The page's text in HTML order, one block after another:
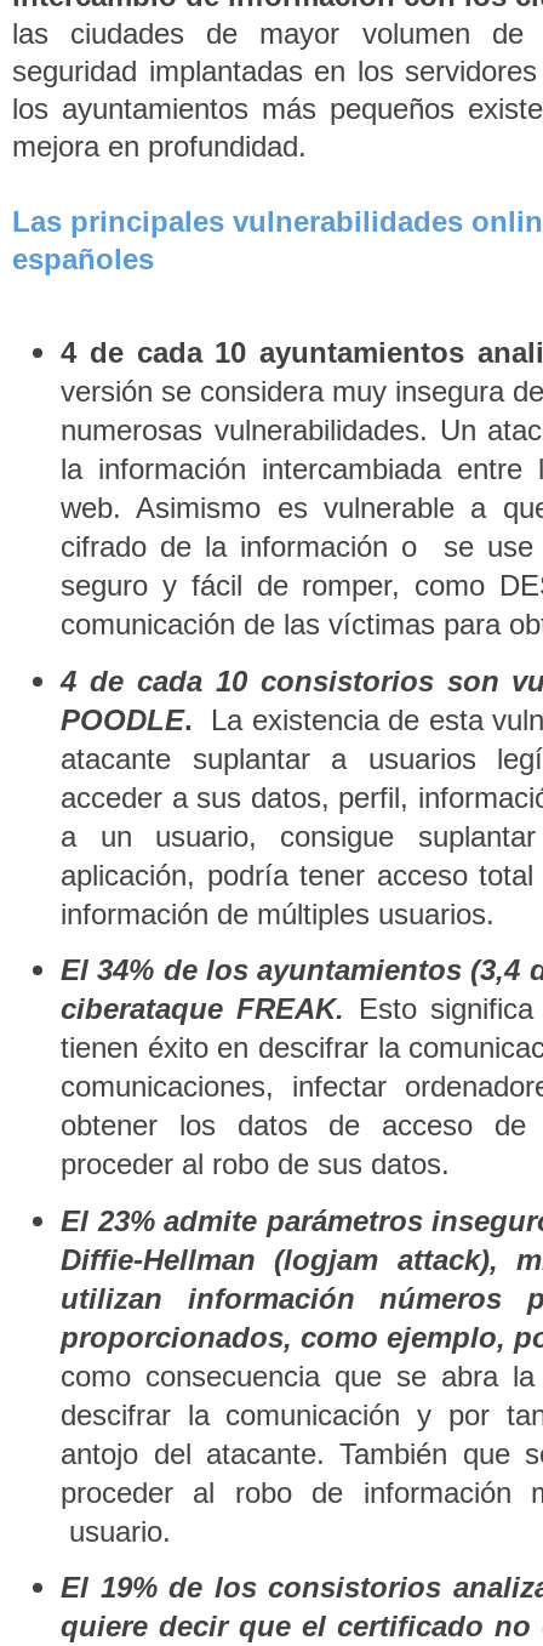
las ciudades de mayor volumen de
seguridad implantadas en los
los ayuntamientos más pequeños
mejora en profundidad.
Las principales vulnerabilidades
españoles
4 de cada 10 ayuntamientos
versión se considera muy insegura
numerosas vulnerabilidades. Un
la información intercambiada
web. Asimismo es vulnerable a
cifrado de la información o se use
seguro y fácil de romper, como
comunicación de las víctimas para
4 de cada 10 consistorios son
POODLE. La existencia de esta
atacante suplantar a usuarios
acceder a sus datos, perfil,
a un usuario, consigue
aplicación, podría tener acceso
información de múltiples usuarios.
El 34% de los ayuntamientos (3,4
ciberataque FREAK. Esto
tienen éxito en descifrar la
comunicaciones, infectar
obtener los datos de acceso de
proceder al robo de sus datos.
El 23% admite parámetros
Diffie-Hellman (logjam attack),
utilizan información números
proporcionados, como ejemplo,
como consecuencia que se abra
descifrar la comunicación y por
antojo del atacante. También que
proceder al robo de información
usuario.
El 19% de los consistorios
quiere decir que el certificado no